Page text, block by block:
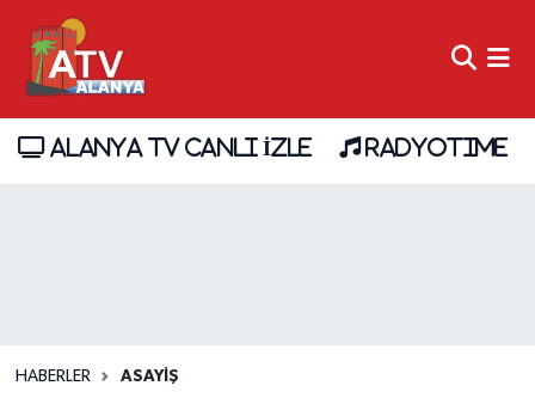
ALANYA TV CANLI İZLE RADYOTIME
HABERLER ASAYİŞ